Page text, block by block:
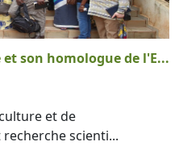
son homologue de l'E...
et de
scienti...